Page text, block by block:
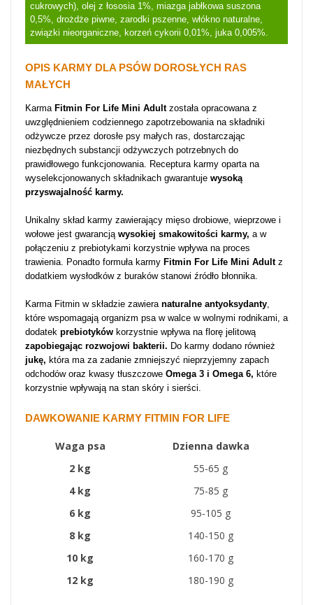
cukrowych), olej z łososia 1%, miazga jabłkowa suszona
0,5%, drożdże piwne, zarodki pszenne, włókno naturalne,
związki nieorganiczne, korzeń cykorii 0,01%, juka 0,005%.
OPIS KARMY DLA PSÓW DOROSŁYCH RAS
MAŁYCH
Karma Fitmin For Life Mini Adultzostała opracowana z
uwzględnieniem codziennego zapotrzebowania na składniki
odżywcze przez dorosłe psy małych ras, dostarczając
niezbędnych substancji odżywczych potrzebnych do
prawidłowego funkcjonowania. Receptura karmy oparta na
wyselekcjonowanych składnikach gwarantuje wysoką
przyswajalność karmy.
Unikalny skład karmy zawierający mięso drobiowe, wieprzowe i
wołowe jest gwarancjąwysokiej smakowitości karmy, a w
połączeniu z prebiotykami korzystnie wpływa na proces
trawienia. Ponadto formuła karmy Fitmin For Life Mini Adultz
dodatkiem wysłodków z buraków stanowi źródło błonnika.
Karma Fitmin w składzie zawiera naturalne antyoksydanty,
które wspomagają organizm psa w walce w wolnymi rodnikami, a
dodatek prebiotyków korzystnie wpływa na florę jelitową
zapobiegając rozwojowi bakterii. Do karmy dodano również
jukę, która ma za zadanie zmniejszyć nieprzyjemny zapach
odchodów oraz kwasy tłuszczowe Omega 3 i Omega 6, które
korzystnie wpływają na stan skóry i sierści.
DAWKOWANIE KARMY FITMIN FOR LIFE
Waga psa
Dzienna dawka
2 kg
55-65 g
4 kg
75-85 g
6 kg
95-105 g
8 kg
140-150 g
10 kg
160-170 g
12 kg
180-190 g